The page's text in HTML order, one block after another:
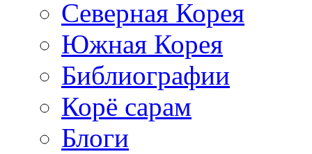
Северная Корея
Южная Корея
Библиографии
Корё сарам
Блоги